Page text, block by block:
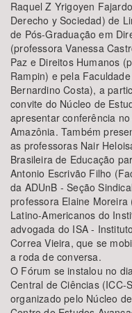
Raquel Z Yrigoyen
Derecho y Sociedad) de
de Pós-Graduação em
(professora Vanessa
Paz e Direitos Humanos
Rampin) e pela
Bernardino Costa), a
convite do Núcleo de
apresentar conferência
Amazônia. Também
as professoras Nair
Brasileira de Educação
Antonio Escrivão Filho
da ADUnB - Seção
professora Elaine
Latino-Americanos do
advogada do ISA -
Correa Vieira, que se
a roda de conversa.
O Fórum se instalou no
Central de Ciências (ICC-
organizado pelo Núcleo